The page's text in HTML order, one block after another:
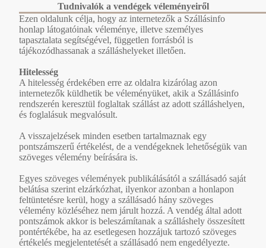
Tudnivalók a vendégek véleményeiről
Ezen oldalunk célja, hogy az internetezők a Szállásinfo
honlap látogatóinak véleménye, illetve személyes
tapasztalata segítségével, független forrásból is
tájékozódhassanak a szálláshelyeket illetően.
Hitelesség
A hitelesség érdekében erre az oldalra kizárólag azon
internetezők küldhetik be véleményüket, akik a Szállásinfo
rendszerén keresztül foglaltak szállást az adott szálláshelyen,
és foglalásuk megvalósult.
A visszajelzések minden esetben tartalmaznak egy
pontszámszerű értékelést, de a vendégeknek lehetőségük van
szöveges vélemény beírására is.
Egyes szöveges vélemények publikálásától a szállásadó saját
belátása szerint elzárkózhat, ilyenkor azonban a honlapon
feltüntetésre kerül, hogy a szállásadó hány szöveges
vélemény közléséhez nem járult hozzá. A vendég által adott
pontszámok akkor is beleszámítanak a szálláshely összesített
pontértékébe, ha az esetlegesen hozzájuk tartozó szöveges
értékelés megjelentetését a szállásadó nem engedélyezte.